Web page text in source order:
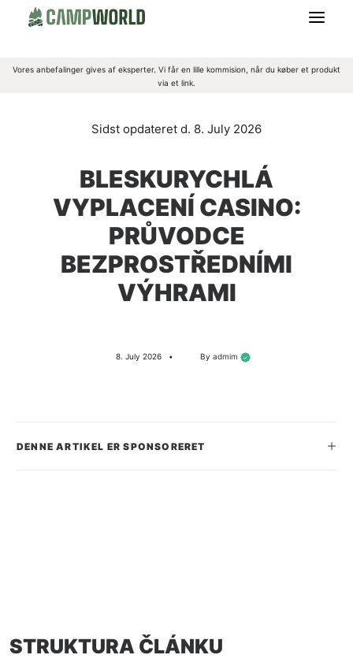
CAMPING
OUTDOORGREJ
OVERNATNING
BEKLÆDNING
MADLAVNING
Vores anbefalinger gives af eksperter. Vi får en lille kommision, når du køber et produkt
via et link.
8. July 2026
BLESKURYCHLÁ
VYPLACENÍ CASINO:
PRŮVODCE
BEZPROSTŘEDNÍMI
VÝHRAMI
8. July 2026 • By admim
DENNE ARTIKEL ER SPONSORERET
STRUKTURA ČLÁNKU